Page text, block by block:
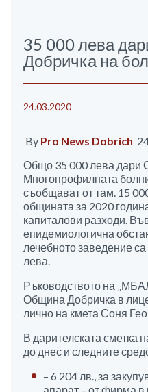
35 000 лева
Добричка на
24.03.2020
By Pro News Dobrich
Общо 35 000 лева дари
Многопрофилната
съобщават от там. 15
общината за 2020
капиталови разходи.
епидемиологична
лечебното заведение
лева.
Ръководството на
Община Добричка в
лично на кмета Соня
В дарителската сметка
до днес и следните
– 6 204 лв., за